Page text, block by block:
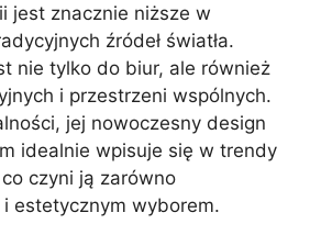
jest znacznie niższe w
źródeł światła.
nie tylko do biur, ale również
i przestrzeni wspólnych.
jej nowoczesny design
idealnie wpisuje się w trendy
czyni ją zarówno
estetycznym wyborem.